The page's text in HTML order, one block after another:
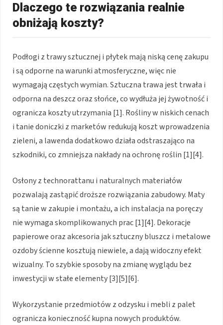
Dlaczego te rozwiązania realnie
obniżają koszty?
Podłogi z trawy sztucznej i płytek mają niską cenę zakupu
i są odporne na warunki atmosferyczne, więc nie
wymagają częstych wymian. Sztuczna trawa jest trwała i
odporna na deszcz oraz słońce, co wydłuża jej żywotność i
ogranicza koszty utrzymania [1]. Rośliny w niskich cenach
i tanie doniczki z marketów redukują koszt wprowadzenia
zieleni, a lawenda dodatkowo działa odstraszająco na
szkodniki, co zmniejsza nakłady na ochronę roślin [1][4].
Osłony z technorattanu i naturalnych materiałów
pozwalają zastąpić droższe rozwiązania zabudowy. Maty
są tanie w zakupie i montażu, a ich instalacja na poręczy
nie wymaga skomplikowanych prac [1][4]. Dekoracje
papierowe oraz akcesoria jak sztuczny bluszcz i metalowe
ozdoby ścienne kosztują niewiele, a dają widoczny efekt
wizualny. To szybkie sposoby na zmianę wyglądu bez
inwestycji w stałe elementy [3][5][6].
Wykorzystanie przedmiotów z odzysku i mebli z palet
ogranicza konieczność kupna nowych produktów.